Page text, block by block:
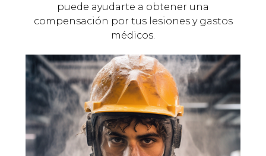
puede ayudarte a obtener una
compensación por tus lesiones y gastos
médicos.